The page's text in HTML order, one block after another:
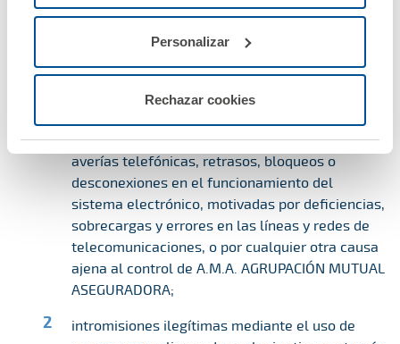
Personalizar
Rechazar cookies
5.4.) A.M.A. AGRUPACIÓN MUTUAL ASEGURADORA
pérdidas, reclamaciones o gastos, producidos por:
interferencias, interrupciones, fallos, omisiones,
averías telefónicas, retrasos, bloqueos o
desconexiones en el funcionamiento del
sistema electrónico, motivadas por deficiencias,
sobrecargas y errores en las líneas y redes de
telecomunicaciones, o por cualquier otra causa
ajena al control de A.M.A. AGRUPACIÓN MUTUAL
ASEGURADORA;
intromisiones ilegítimas mediante el uso de